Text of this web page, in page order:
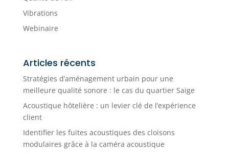
Vibrations
Webinaire
Articles récents
Stratégies d’aménagement urbain pour une
meilleure qualité sonore : le cas du quartier Saige
Acoustique hôtelière : un levier clé de l’expérience
client
Identifier les fuites acoustiques des cloisons
modulaires grâce à la caméra acoustique